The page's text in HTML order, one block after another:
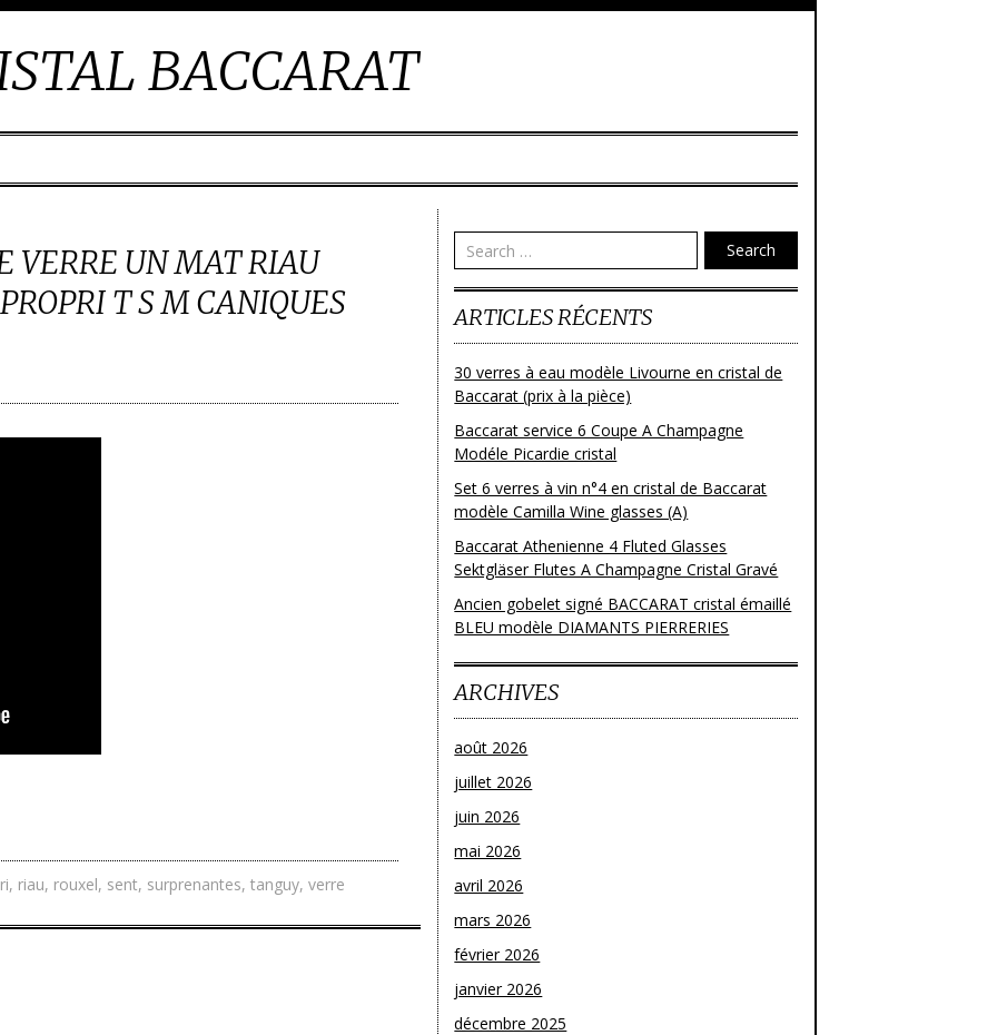
BACCARAT
VERRE UN MAT RIAU
T S M CANIQUES
, riau, rouxel, sent, surprenantes, tanguy, verre
Search
ARTICLES RÉCENTS
30 verres à eau modèle Livourne en cristal de
Baccarat (prix à la pièce)
Baccarat service 6 Coupe A Champagne
Modéle Picardie cristal
Set 6 verres à vin n°4 en cristal de Baccarat
modèle Camilla Wine glasses (A)
Baccarat Athenienne 4 Fluted Glasses
Sektgläser Flutes A Champagne Cristal Gravé
Ancien gobelet signé BACCARAT cristal émaillé
BLEU modèle DIAMANTS PIERRERIES
ARCHIVES
août 2026
juillet 2026
juin 2026
mai 2026
avril 2026
mars 2026
février 2026
janvier 2026
décembre 2025